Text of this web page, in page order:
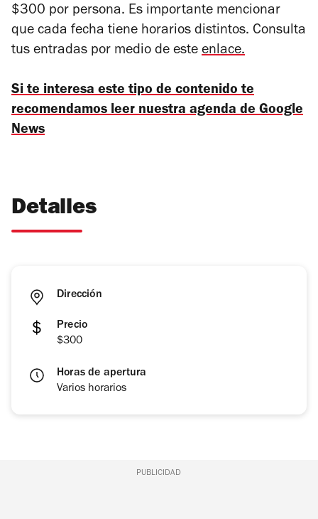
$300 por persona. Es importante mencionar
que cada fecha tiene horarios distintos. Consulta
tus entradas por medio de este enlace.
Si te interesa este tipo de contenido te
recomendamos leer nuestra agenda de Google
News
Detalles
Dirección
Precio
$300
Horas de apertura
Varios horarios
PUBLICIDAD